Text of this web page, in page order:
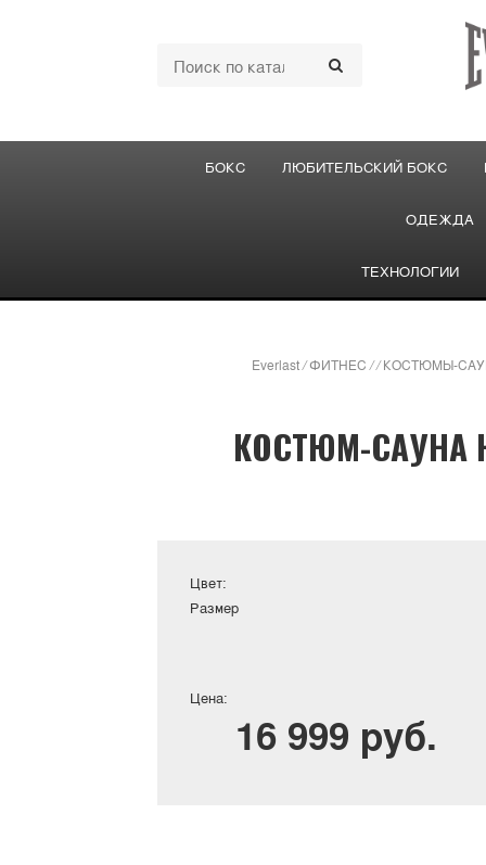
БОКС ЛЮБИТЕЛЬСКИЙ БОКС
ОДЕЖДА
ТЕХНОЛОГИИ
Everlast/ ФИТНЕС // КОСТЮМЫ-
КОСТЮМ-САУНА
Цвет:
Размер
Цена:
16 999 руб.